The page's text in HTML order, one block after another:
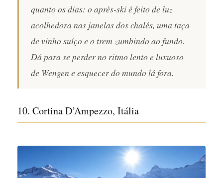
quanto os dias: o après-ski é feito de luz
acolhedora nas janelas dos chalés, uma taça
de vinho suíço e o trem zumbindo ao fundo.
Dá para se perder no ritmo lento e luxuoso
de Wengen e esquecer do mundo lá fora.
10. Cortina D’Ampezzo, Itália